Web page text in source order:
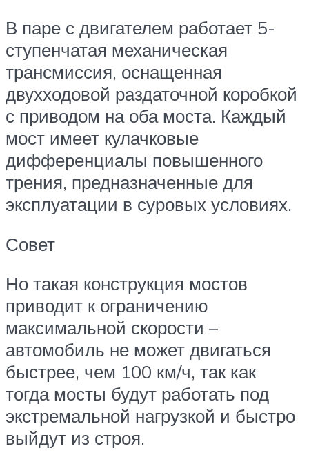
В паре с двигателем работает 5-
ступенчатая механическая
трансмиссия, оснащенная
двухходовой раздаточной коробкой
с приводом на оба моста. Каждый
мост имеет кулачковые
дифференциалы повышенного
трения, предназначенные для
эксплуатации в суровых условиях.
Совет
Но такая конструкция мостов
приводит к ограничению
максимальной скорости –
автомобиль не может двигаться
быстрее, чем 100 км/ч, так как
тогда мосты будут работать под
экстремальной нагрузкой и быстро
выйдут из строя.